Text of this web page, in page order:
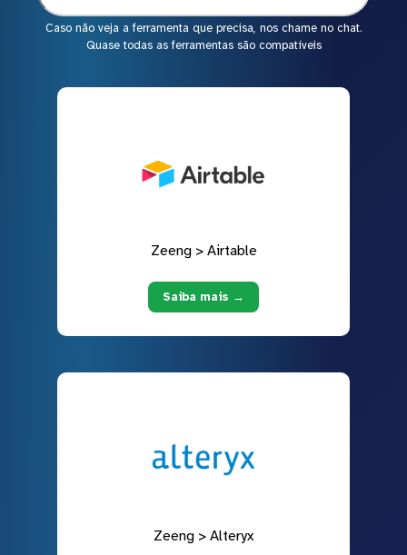
Caso não veja a ferramenta que precisa, nos chame no chat.
Quase todas as ferramentas são compatíveis
Zeeng > Airtable
Saiba mais →
Zeeng > Alteryx